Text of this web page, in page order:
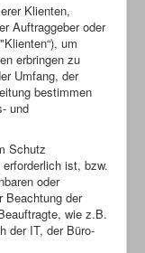
Klienten,
Auftraggeber oder
um
erbringen zu
Umfang, der
bestimmen
und
Schutz
ist, bzw.
oder
Beachtung der
wie z.B.
der IT, der Büro-